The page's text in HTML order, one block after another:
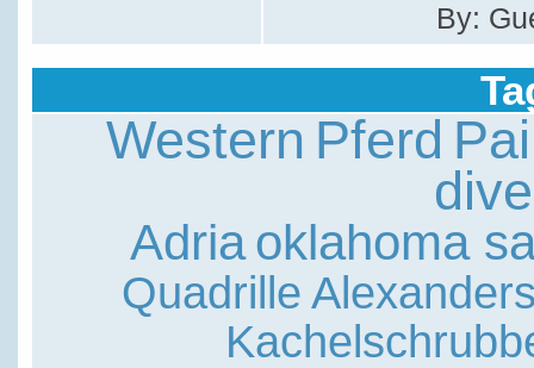
By:
Western Pferd
Adria oklahoma
Quadrille